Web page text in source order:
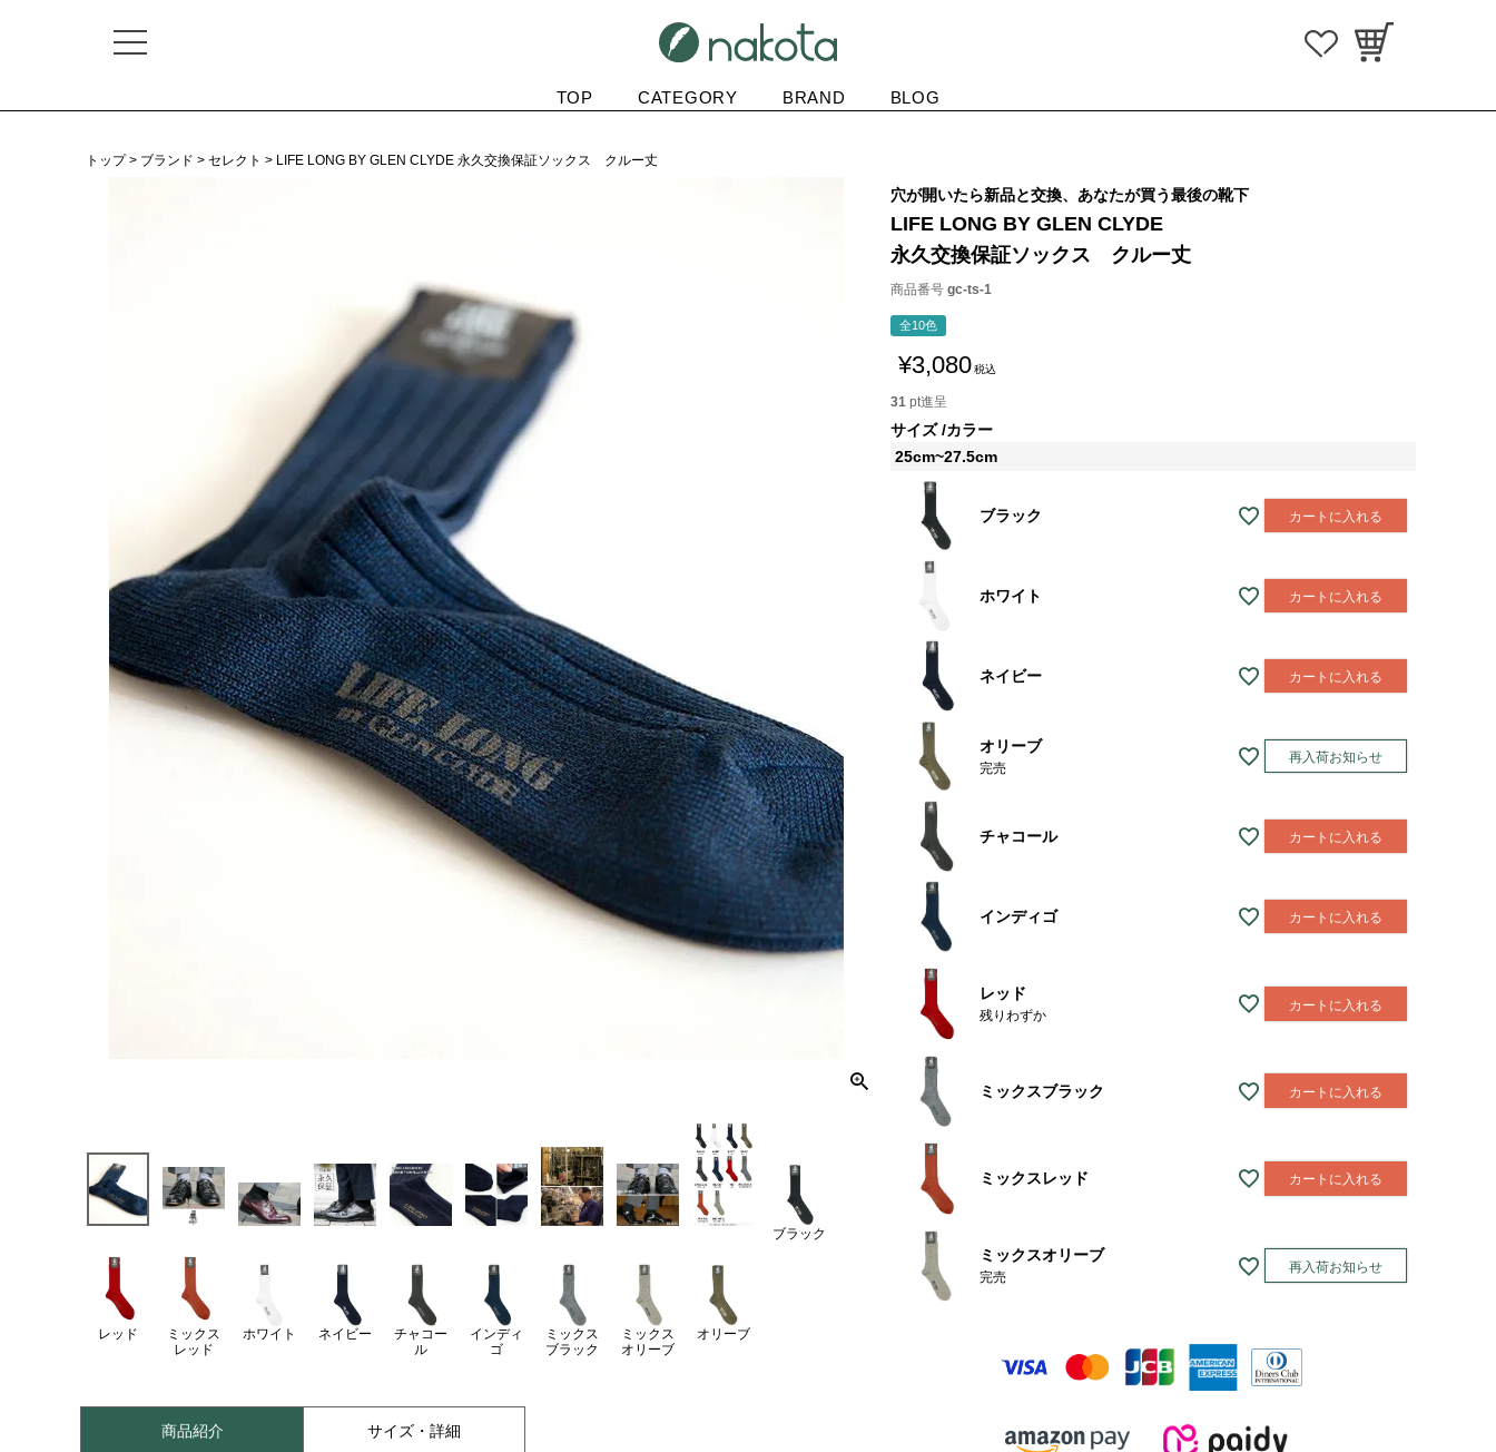
TOP CATEGORY BRAND BLOG
トップ ブランド セレクト LIFE LONG BY GLEN CLYDE 永久交換保証ソックス クルー丈
ブラック
レッド
ミックス
レッド
ホワイト ネイビー
チャコー
ル
インディ
ゴ
ミックス
ブラック
ミックス
オリーブ
オリーブ
商品紹介 サイズ・詳細
穴が開いたら新品と交換、あなたが買う最後の靴下
LIFE LONG BY GLEN CLYDE
永久交換保証ソックス クルー丈
商品番号 gc-ts-1
全10色
¥3,080税込
31 pt進呈
サイズ カラー
25cm~27.5cm
ブラック カートに入れる
ホワイト カートに入れる
ネイビー カートに入れる
オリーブ
完売
再入荷お知らせ
チャコール カートに入れる
インディゴ カートに入れる
レッド
残りわずか
カートに入れる
ミックスブラック カートに入れる
ミックスレッド カートに入れる
ミックスオリーブ
完売
再入荷お知らせ